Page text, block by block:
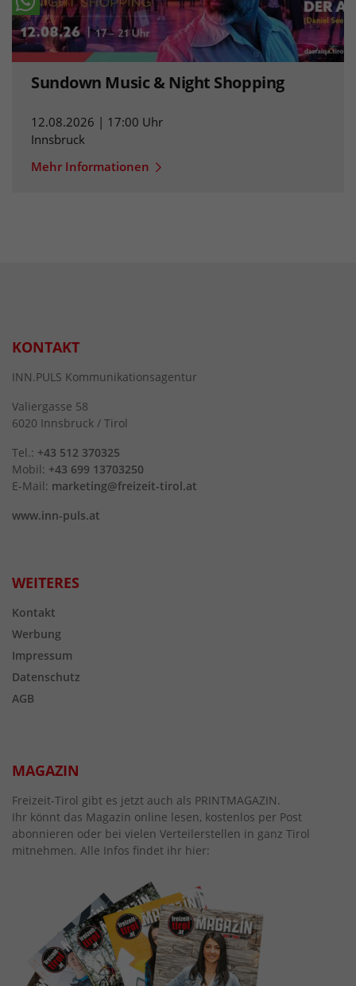
Sundown Music & Night Shopping
12.08.2026 | 17:00 Uhr
Innsbruck
Mehr Informationen
KONTAKT
INN.PULS Kommunikationsagentur
Valiergasse 58
6020 Innsbruck / Tirol
Tel.: +43 512 370325
Mobil: +43 699 13703250
E-Mail: marketing@freizeit-tirol.at
www.inn-puls.at
WEITERES
Kontakt
Werbung
Impressum
Datenschutz
AGB
MAGAZIN
Freizeit-Tirol gibt es jetzt auch als PRINTMAGAZIN.
Ihr könnt das Magazin online lesen, kostenlos per Post
abonnieren oder bei vielen Verteilerstellen in ganz Tirol
mitnehmen. Alle Infos findet ihr hier: